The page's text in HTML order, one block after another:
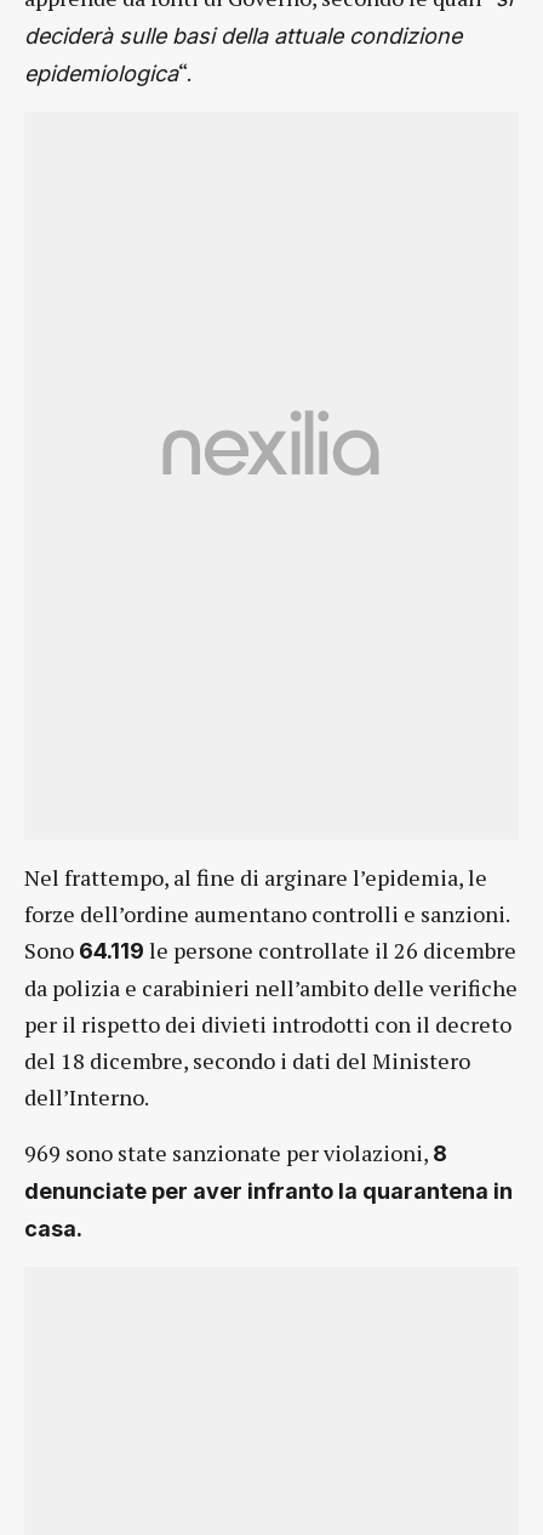
deciderà sulle basi della attuale condizione
epidemiologica“.
Nel frattempo, al fine di arginare l’epidemia, le
forze dell’ordine aumentano controlli e sanzioni.
Sono 64.119 le persone controllate il 26 dicembre
da polizia e carabinieri nell’ambito delle verifiche
per il rispetto dei divieti introdotti con il decreto
del 18 dicembre, secondo i dati del Ministero
dell’Interno.
969 sono state sanzionate per violazioni, 8
denunciate per aver infranto la quarantena in
casa.